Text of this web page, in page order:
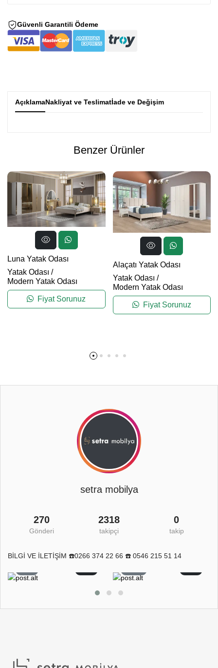
Güvenli Garantili Ödeme
AçıklamaNakliyat ve Teslimatİade ve Değişim
Benzer Ürünler
Luna Yatak Odası
Yatak Odası /
Modern Yatak Odası
Fiyat Sorunuz
Alaçatı Yatak Odası
Yatak Odası /
Modern Yatak Odası
Fiyat Sorunuz
setra mobilya
270
Gönderi
2318
takipçi
0
takip
BİLGİ VE İLETİŞİM ☎️0266 374 22 66 ☎️ 0546 215 51 14